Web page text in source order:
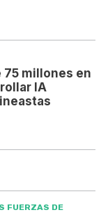
millones en
IA
FUERZAS DE